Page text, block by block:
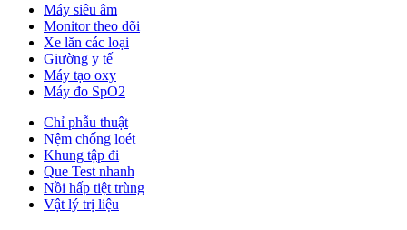
Máy siêu âm
Monitor theo dõi
Xe lăn các loại
Giường y tế
Máy tạo oxy
Máy đo SpO2
Chỉ phẫu thuật
Nệm chống loét
Khung tập đi
Que Test nhanh
Nồi hấp tiệt trùng
Vật lý trị liệu